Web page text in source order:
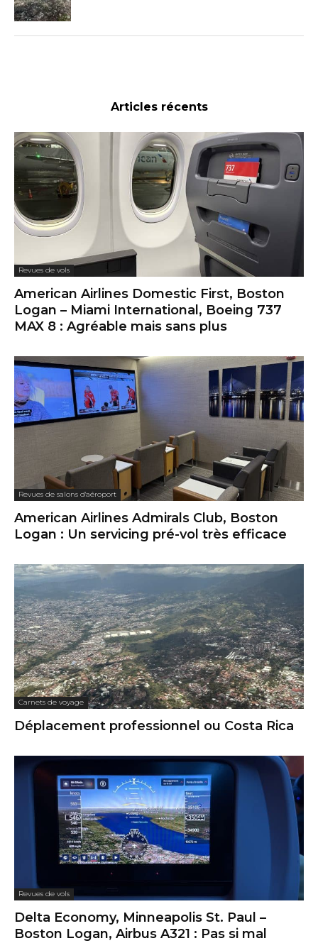
Articles récents
Revues de vols
American Airlines Domestic First, Boston
Logan – Miami International, Boeing 737
MAX 8 : Agréable mais sans plus
Revues de salons d'aéroport
American Airlines Admirals Club, Boston
Logan : Un servicing pré-vol très efficace
Carnets de voyage
Déplacement professionnel ou Costa Rica
Revues de vols
Delta Economy, Minneapolis St. Paul –
Boston Logan, Airbus A321 : Pas si mal